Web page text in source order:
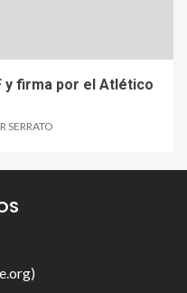
y firma por el Atlético
SERRATO